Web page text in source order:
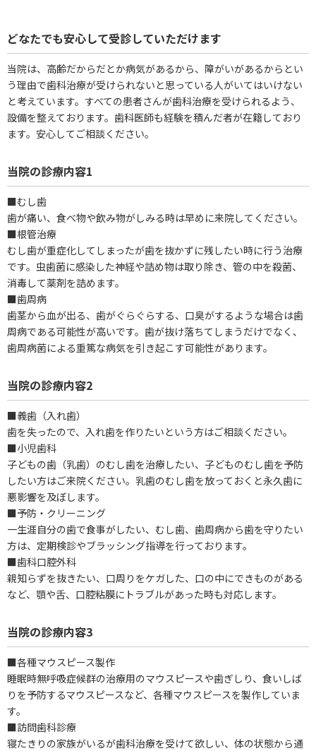
どなたでも安心して受診していただけます
当院は、高齢だからだとか病気があるから、障がいがあるからとい
う理由で歯科治療が受けられないと思っている人がいてはいけない
と考えています。すべての患者さんが歯科治療を受けられるよう、
設備を整えております。歯科医師も経験を積んだ者が在籍しており
ます。安心してご相談ください。
当院の診療内容1
■むし歯
歯が痛い、食べ物や飲み物がしみる時は早めに来院してください。
■根管治療
むし歯が重症化してしまったが歯を抜かずに残したい時に行う治療
です。虫歯菌に感染した神経や詰め物は取り除き、管の中を殺菌、
消毒して薬剤を詰めます。
■歯周病
歯茎から血が出る、歯がぐらぐらする、口臭がするような場合は歯
周病である可能性が高いです。歯が抜け落ちてしまうだけでなく、
歯周病菌による重篤な病気を引き起こす可能性があります。
当院の診療内容2
■義歯（入れ歯）
歯を失ったので、入れ歯を作りたいという方はご相談ください。
■小児歯科
子どもの歯（乳歯）のむし歯を治療したい、子どものむし歯を予防
したい方はご来院ください。乳歯のむし歯を放っておくと永久歯に
悪影響を及ぼします。
■予防・クリーニング
一生涯自分の歯で食事がしたい、むし歯、歯周病から歯を守りたい
方は、定期検診やブラッシング指導を行っております。
■歯科口腔外科
親知らずを抜きたい、口周りをケガした、口の中にできものがある
など、顎や舌、口腔粘膜にトラブルがあった時も対応します。
当院の診療内容3
■各種マウスピース製作
睡眠時無呼吸症候群の治療用のマウスピースや歯ぎしり、食いしば
りを予防するマウスピースなど、各種マウスピースを製作していま
す。
■訪問歯科診療
寝たきりの家族がいるが歯科治療を受けて欲しい、体の状態から通